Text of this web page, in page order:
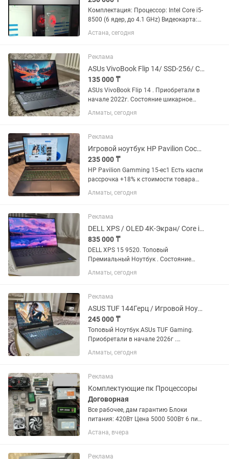
Комплектация: Процессор: Intel Core i5-
8500 (6 ядер, до 4.1 GHz) Видеокарта:
GTX 1650 Super 4GB GDDR5 ОЗУ: 16 GB
DDR4 2400 MHz Материнская плата:
HDD 500 GB...
Астана, сегодня
Реклама
ASUs VivoBook Flip 14/ SSD-256/ Сенсорный / intel
135 000 ₸
ASUs VivoBook Flip 14 . Приобретали в
начале 2022г. Состояние шикарное
Есть мелкие царапинки на верхней
крышке .. Остальное все в идеале
(Сенсорный ) разворот 360...
Алматы, сегодня
Реклама
Игровой ноутбук HP Pavilion Состоя хорошее
235 000 ₸
HP Pavilion Gamming 15-ec1 Есть каспи
рассрочка +18% к стоимости товара
Доки на компанию Такой аналог новый
стоит от 450 тыс Плюсы: + Работает
быстро за счет SSD +...
Алматы, сегодня
Реклама
DELL XPS / OLED 4K-Экран/ Core i9-12/ Озу-32/ RTX/ Сенсорный
835 000 ₸
DELL XPS 15 9520. Топовый
Премиальный Ноутбук . Состояние
Отличное . Самая Максимальная
комплектация . Универсальный-
все топовые программы и игры . 15,6...
Алматы, сегодня
Реклама
ASUS TUF 144Герц / Игровой Ноутбук/ Озу-16/ RTX
245 000 ₸
Топовый Ноутбук ASUs TUF Gaming.
Приобретали в начале 2026г .
Пользовались бережно и аккуратно
Состояние Идеальное . 15,6 Дюймовый
Алматы, сегодня
Реклама
Комплектующие пк Процессоры
Договорная
Все рабочее, дам гарантию Блоки
питания: 420Вт Цена 5000 500Вт 6 пин.
Цена 7000 550Вт Gamemax GP-550 6+2
6+2 пин Цена 15000 Корпус
Накопители: mSATA SSD 32Gb...
Астана, вчера
Реклама